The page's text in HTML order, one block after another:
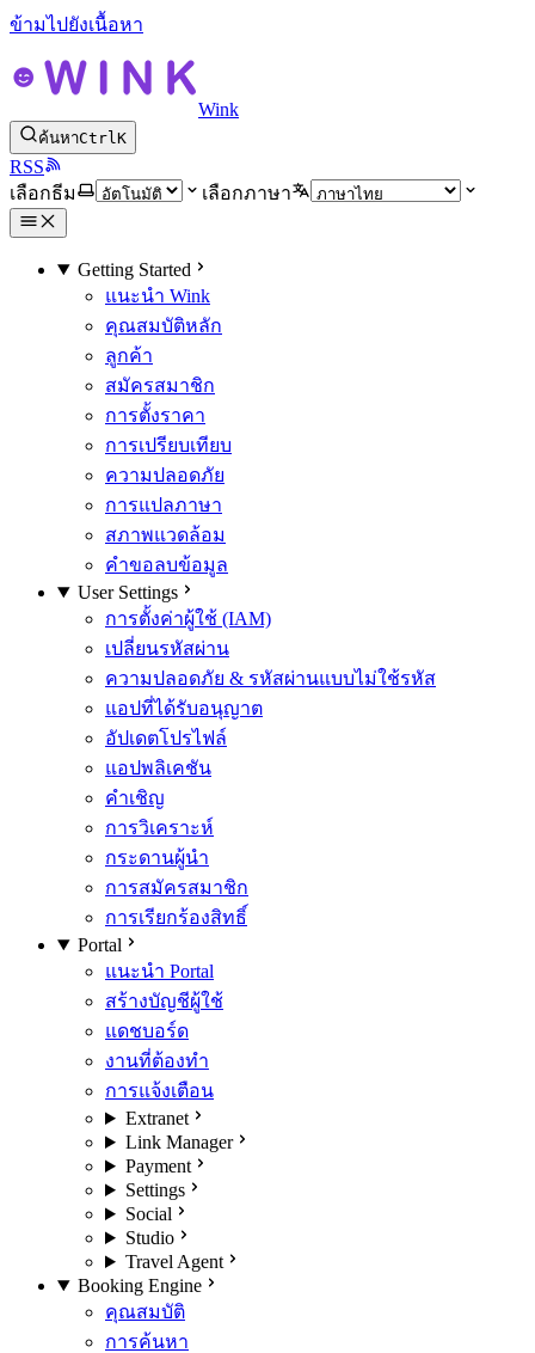
ข้ามไปยังเนื้อหา
Wink
ค้นหาCtrlK
RSS
เลือกธีม
เลือกภาษา
Getting Started
แนะนำ Wink
คุณสมบัติหลัก
ลูกค้า
สมัครสมาชิก
การตั้งราคา
การเปรียบเทียบ
ความปลอดภัย
การแปลภาษา
สภาพแวดล้อม
คำขอลบข้อมูล
User Settings
การตั้งค่าผู้ใช้ (IAM)
เปลี่ยนรหัสผ่าน
ความปลอดภัย & รหัสผ่านแบบไม่ใช้รหัส
แอปที่ได้รับอนุญาต
อัปเดตโปรไฟล์
แอปพลิเคชัน
คำเชิญ
การวิเคราะห์
กระดานผู้นำ
การสมัครสมาชิก
การเรียกร้องสิทธิ์
Portal
แนะนำ Portal
สร้างบัญชีผู้ใช้
แดชบอร์ด
งานที่ต้องทำ
การแจ้งเตือน
Extranet
Link Manager
Payment
Settings
Social
Studio
Travel Agent
Booking Engine
คุณสมบัติ
การค้นหา